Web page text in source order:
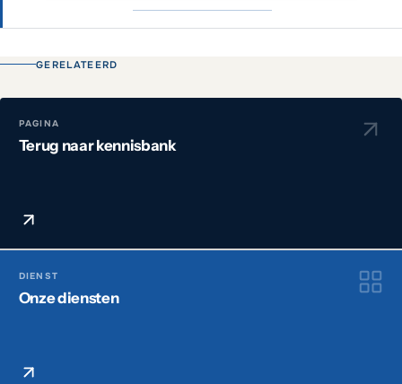
GERELATEERD
PAGINA
Terug naar kennisbank
DIENST
Onze diensten